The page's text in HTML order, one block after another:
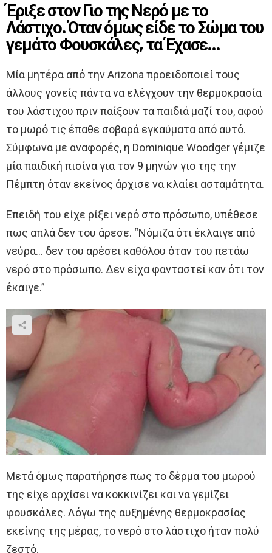
Έριξε στον Γιο της Νερό με το
Λάστιχο. Όταν όμως είδε το Σώμα του
γεμάτο Φουσκάλες, τα Έχασε…
Μία μητέρα από την Arizona προειδοποιεί τους
άλλους γονείς πάντα να ελέγχουν την θερμοκρασία
του λάστιχου πριν παίξουν τα παιδιά μαζί του, αφού
το μωρό τις έπαθε σοβαρά εγκαύματα από αυτό.
Σύμφωνα με αναφορές, η Dominique Woodger γέμιζε
μία παιδική πισίνα για τον 9 μηνών γιο της την
Πέμπτη όταν εκείνος άρχισε να κλαίει ασταμάτητα.
Επειδή του είχε ρίξει νερό στο πρόσωπο, υπέθεσε
πως απλά δεν του άρεσε. “Νόμιζα ότι έκλαιγε από
νεύρα… δεν του αρέσει καθόλου όταν του πετάω
νερό στο πρόσωπο. Δεν είχα φανταστεί καν ότι τον
έκαιγε.”
Μετά όμως παρατήρησε πως το δέρμα του μωρού
της είχε αρχίσει να κοκκινίζει και να γεμίζει
φουσκάλες. Λόγω της αυξημένης θερμοκρασίας
εκείνης της μέρας, το νερό στο λάστιχο ήταν πολύ
ζεστό.